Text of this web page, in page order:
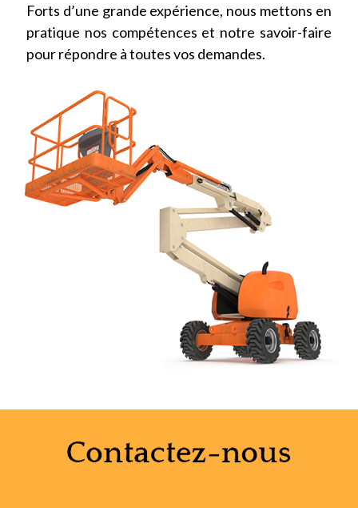
Forts d’une grande expérience, nous mettons en
pratique nos compétences et notre savoir-faire
pour répondre à toutes vos demandes.